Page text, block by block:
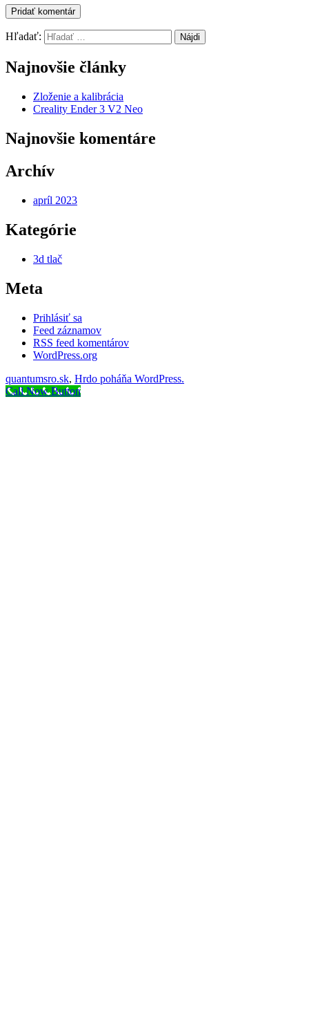
Hľadať:
Najnovšie články
Zloženie a kalibrácia
Creality Ender 3 V2 Neo
Najnovšie komentáre
Archív
apríl 2023
Kategórie
3d tlač
Meta
Prihlásiť sa
Feed záznamov
RSS feed komentárov
WordPress.org
quantumsro.sk, Hrdo poháňa WordPress.
Call Now Button